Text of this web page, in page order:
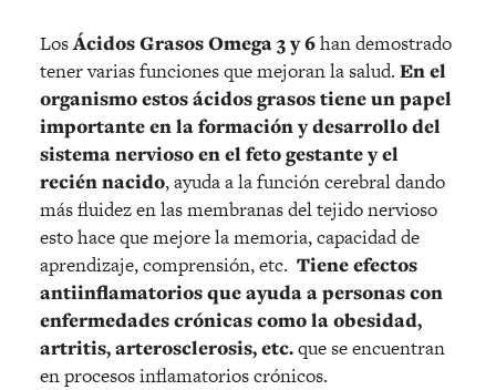
LosÁcidos Grasos Omega 3 y 6han demostrado
tener varias funciones que mejoran la salud. En el
organismo estos ácidos grasos tiene un papel
importante en la formación y desarrollo del
sistema nervioso en el feto gestante y el
recién nacido, ayuda a la función cerebral dando
más fluidez en las membranas del tejido nervioso
esto hace que mejore la memoria, capacidad de
aprendizaje, comprensión, etc. Tiene efectos
antiinflamatorios que ayuda a personas con
enfermedades crónicas como la obesidad,
artritis, arterosclerosis, etc.que se encuentran
en procesos inflamatorios crónicos.